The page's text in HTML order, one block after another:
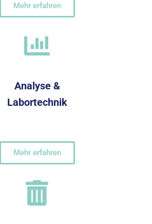
Mehr erfahren
Analyse &
Labortechnik
Mehr erfahren